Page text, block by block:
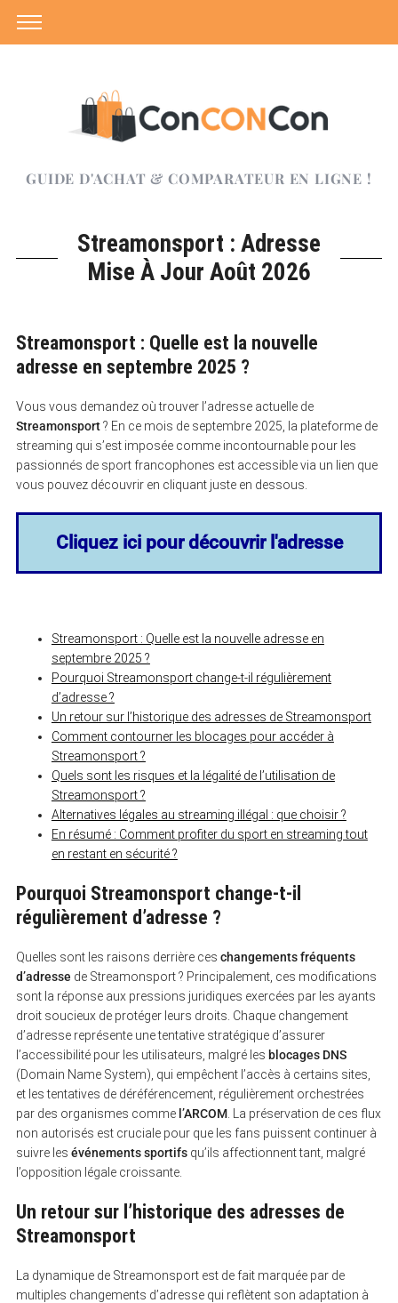
GUIDE D'ACHAT & COMPARATEUR EN LIGNE !
Streamonsport : Adresse
Mise À Jour Août 2026
Streamonsport : Quelle est la nouvelle
adresse en septembre 2025 ?
Vous vous demandez où trouver l’adresse actuelle de
Streamonsport? En ce mois de septembre 2025, la plateforme de
streaming qui s’est imposée comme incontournable pour les
passionnés de sport francophones est accessible via un lien que
vous pouvez découvrir en cliquant juste en dessous.
Cliquez ici pour découvrir l'adresse
Streamonsport : Quelle est la nouvelle adresse en
septembre 2025 ?
Pourquoi Streamonsport change-t-il régulièrement
d’adresse ?
Un retour sur l’historique des adresses de Streamonsport
Comment contourner les blocages pour accéder à
Streamonsport ?
Quels sont les risques et la légalité de l’utilisation de
Streamonsport ?
Alternatives légales au streaming illégal : que choisir ?
En résumé : Comment profiter du sport en streaming tout
en restant en sécurité ?
Pourquoi Streamonsport change-t-il
régulièrement d’adresse ?
Quelles sont les raisons derrière ces changements fréquents
d’adresse de Streamonsport ? Principalement, ces modifications
sont la réponse aux pressions juridiques exercées par les ayants
droit soucieux de protéger leurs droits. Chaque changement
d’adresse représente une tentative stratégique d’assurer
l’accessibilité pour les utilisateurs, malgré les blocages DNS
(Domain Name System), qui empêchent l’accès à certains sites,
et les tentatives de déréférencement, régulièrement orchestrées
par des organismes comme l’ARCOM. La préservation de ces flux
non autorisés est cruciale pour que les fans puissent continuer à
suivre les événements sportifsqu’ils affectionnent tant, malgré
l’opposition légale croissante.
Un retour sur l’historique des adresses de
Streamonsport
La dynamique de Streamonsport est de fait marquée par de
multiples changements d’adresse qui reflètent son adaptation à